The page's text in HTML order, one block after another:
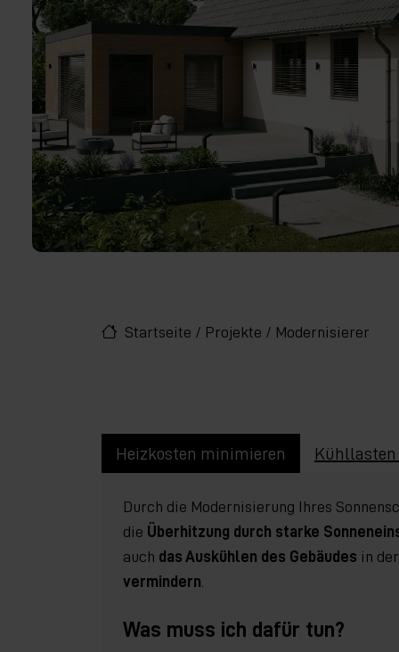
Startseite / Projekte / Modernisierer
Heizkosten minimieren
Durch die Modernisierung Ihres
die Überhitzung durch starke
auch das Auskühlen des Gebäudes in
vermindern
Was muss ich dafür tun?